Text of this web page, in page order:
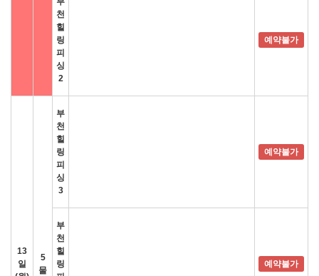
천
힐
링
피
싱
2
예약불가
13
일
5
물
부
천
힐
링
피
싱
3
예약불가
부
천
힐
링
예약불가